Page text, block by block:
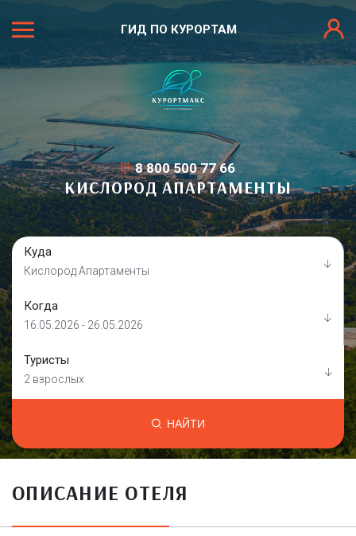
ГИД ПО КУРОРТАМ
8 800 500 77 66
КИСЛОРОД АПАРТАМЕНТЫ
Куда
Кислород Апартаменты
Когда
16.05.2026 - 26.05.2026
Туристы
2 взрослых
НАЙТИ
ОПИСАНИЕ ОТЕЛЯ